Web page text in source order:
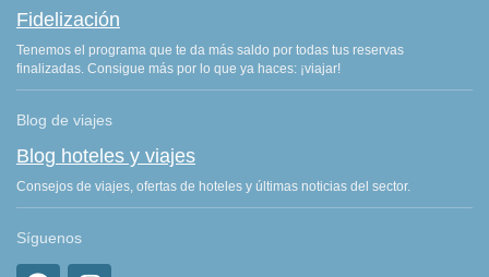
Fidelización
Tenemos el programa que te da más saldo por todas tus reservas
finalizadas. Consigue más por lo que ya haces: ¡viajar!
Blog de viajes
Blog hoteles y viajes
Consejos de viajes, ofertas de hoteles y últimas noticias del sector.
Síguenos